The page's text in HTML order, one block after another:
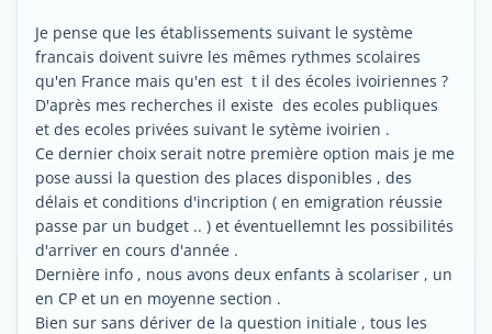
Je pense que les établissements suivant le système
francais doivent suivre les mêmes rythmes scolaires
qu'en France mais qu'en est t il des écoles ivoiriennes ?
D'après mes recherches il existe des ecoles publiques
et des ecoles privées suivant le sytème ivoirien .
Ce dernier choix serait notre première option mais je me
pose aussi la question des places disponibles , des
délais et conditions d'incription ( en emigration réussie
passe par un budget .. ) et éventuellemnt les possibilités
d'arriver en cours d'année .
Dernière info , nous avons deux enfants à scolariser , un
en CP et un en moyenne section .
Bien sur sans dériver de la question initiale , tous les